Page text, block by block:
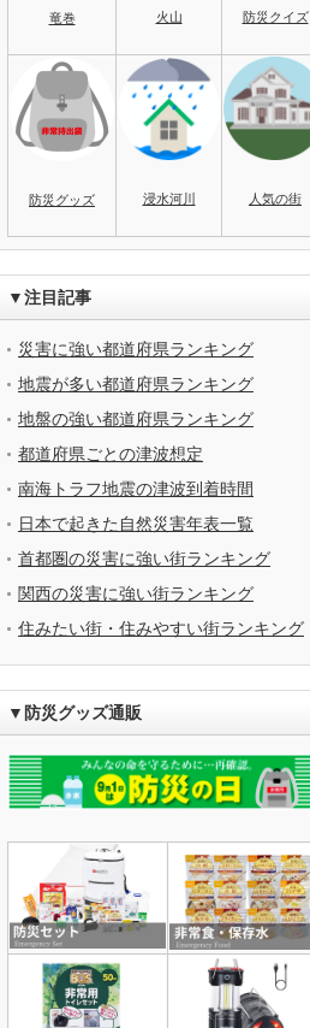
竜巻 火山 防災クイズ
防災グッズ 浸水河川 人気の街
▼注目記事
災害に強い都道府県ランキング
地震が多い都道府県ランキング
地盤の強い都道府県ランキング
都道府県ごとの津波想定
南海トラフ地震の津波到着時間
日本で起きた自然災害年表一覧
首都圏の災害に強い街ランキング
関西の災害に強い街ランキング
住みたい街・住みやすい街ランキング
▼防災グッズ通販